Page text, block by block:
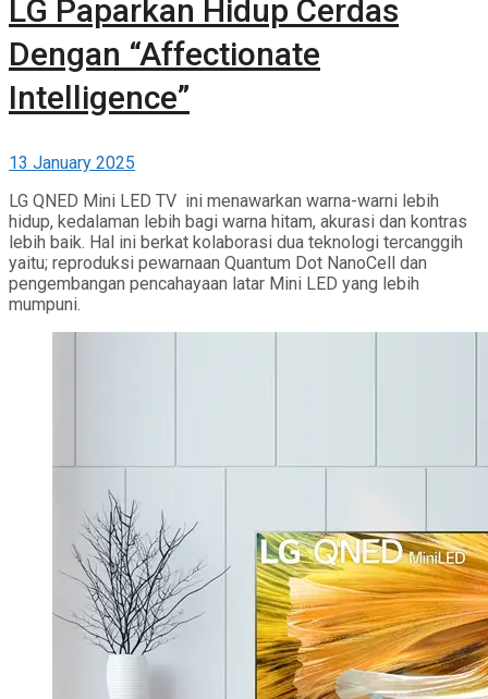
LG Paparkan Hidup Cerdas
Dengan “Affectionate
Intelligence”
13 January 2025
LG QNED Mini LED TV ini menawarkan warna-warni lebih
hidup, kedalaman lebih bagi warna hitam, akurasi dan kontras
lebih baik. Hal ini berkat kolaborasi dua teknologi tercanggih
yaitu; reproduksi pewarnaan Quantum Dot NanoCell dan
pengembangan pencahayaan latar Mini LED yang lebih
mumpuni.